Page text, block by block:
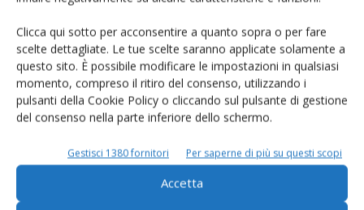
Clicca qui sotto per acconsentire a quanto sopra o per fare
scelte dettagliate. Le tue scelte saranno applicate solamente a
questo sito. È possibile modificare le impostazioni in qualsiasi
momento, compreso il ritiro del consenso, utilizzando i
pulsanti della Cookie Policy o cliccando sul pulsante di gestione
del consenso nella parte inferiore dello schermo.
Gestisci 1380 fornitori Per saperne di più su questi scopi
Accetta
Catalogo Aziende e Prodotti
Un modo semplice per cercare un'azienda o un